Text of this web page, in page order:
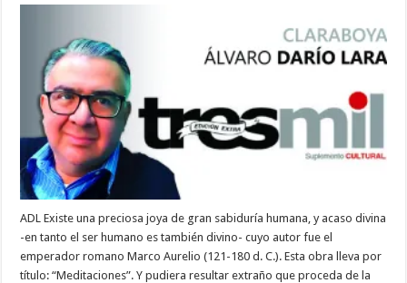
ADL Existe una preciosa joya de gran sabiduría humana, y acaso divina
-en tanto el ser humano es también divino- cuyo autor fue el
emperador romano Marco Aurelio (121-180 d. C.). Esta obra lleva por
título: “Meditaciones”. Y pudiera resultar extraño que proceda de la